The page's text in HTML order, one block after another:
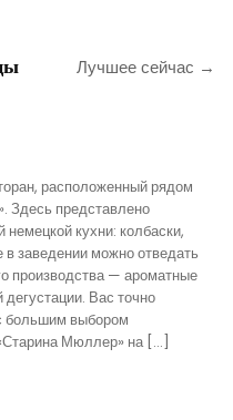
Лучшее сейчас →
расположенный рядом
Здесь представлено
кухни: колбаски,
в заведении можно отведать
производства — ароматные
Вас точно
большим выбором
Мюллер» на […]